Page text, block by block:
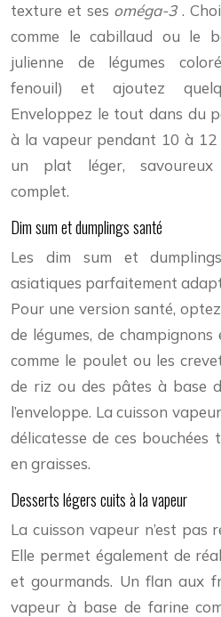
texture et ses oméga-3 .
comme le cabillaud ou le
julienne de légumes
fenouil) et ajoutez
Enveloppez le tout dans du
à la vapeur pendant 10 à 12
un plat léger, savoureux
complet.
Dim sum et dumplings santé
Les dim sum et
asiatiques parfaitement
Pour une version santé,
de légumes, de
comme le poulet ou les
de riz ou des pâtes à base
l’enveloppe. La cuisson
délicatesse de ces
en graisses.
Desserts légers cuits à la vapeur
La cuisson vapeur n’est pas
Elle permet également de
et gourmands. Un flan aux
vapeur à base de farine